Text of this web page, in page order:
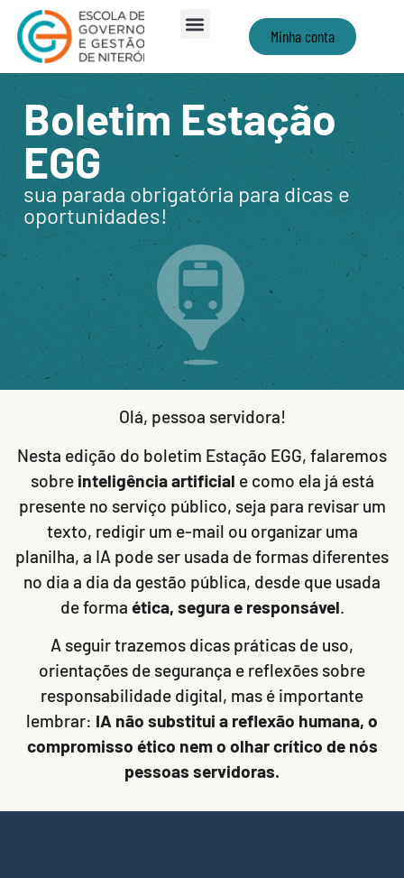
Minha conta
Boletim Estação
EGG
sua parada obrigatória para dicas e
oportunidades!
Olá, pessoa servidora!
Nesta edição do boletim Estação EGG, falaremos
sobre inteligência artificial e como ela já está
presente no serviço público, seja para revisar um
texto, redigir um e-mail ou organizar uma
planilha, a IA pode ser usada de formas diferentes
no dia a dia da gestão pública, desde que usada
de forma ética, segura e responsável.
A seguir trazemos dicas práticas de uso,
orientações de segurança e reflexões sobre
responsabilidade digital, mas é importante
lembrar: IA não substitui a reflexão humana, o
compromisso ético nem o olhar crítico de nós
pessoas servidoras.